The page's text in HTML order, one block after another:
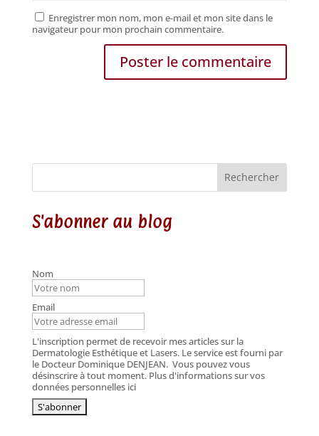
Enregistrer mon nom, mon e-mail et mon site dans le
navigateur pour mon prochain commentaire.
Rechercher
S'abonner au blog
Nom
Email
L'inscription permet de recevoir mes articles sur la
Dermatologie Esthétique et Lasers. Le service est fourni par
le Docteur Dominique DENJEAN. Vous pouvez vous
désinscrire à tout moment. Plus d'informations sur vos
données personnelles ici